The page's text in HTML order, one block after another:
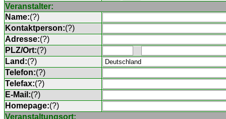
Veranstalter:
Name:(?)
Kontaktperson:(?)
Adresse:(?)
PLZ/Ort:(?)
Land:(?)
Telefon:(?)
Telefax:(?)
E-Mail:(?)
Homepage:(?)
Veranstaltungsort: